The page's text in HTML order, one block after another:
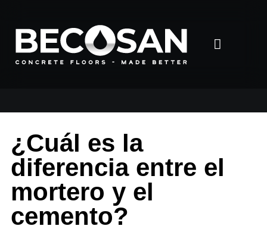
¿Cuál es la
diferencia entre el
mortero y el
cemento?